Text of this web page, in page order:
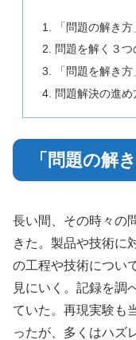
「問題の解き
問題を解く３
「問題を解き
問題解決の進め
「問題の解
長い間、その時々の
きた。製品や技術に
の工程や技術につい
見にいく。記録を調
ていた。再現実験も
ったが、多くはハズ